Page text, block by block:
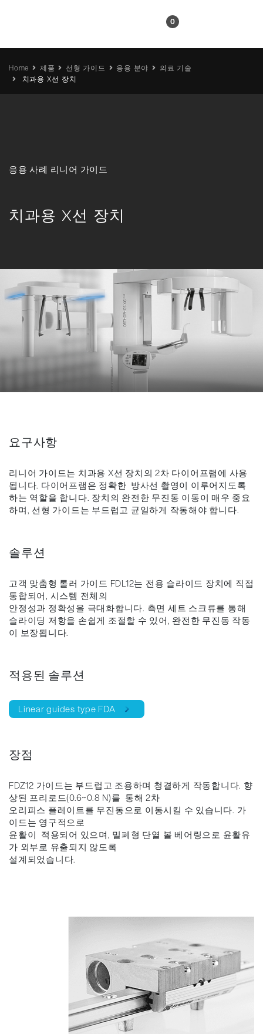
0
Home 제품 선형 가이드 응용 분야
의료 기술
치과용 X선 장치
응용 사례 리니어 가이드
치과용 X선 장치
요구사항
리니어 가이드는 치과용 X선 장치의 2차 다이어프램에 사용
됩니다. 다이어프램은 정확한 방사선 촬영이 이루어지도록
하는 역할을 합니다. 장치의 완전한 무진동 이동이 매우 중요
하며, 선형 가이드는 부드럽고 균일하게 작동해야 합니다.
솔루션
고객 맞춤형 롤러 가이드 FDL12는 전용 슬라이드 장치에 직접
통합되어, 시스템 전체의
안정성과 정확성을 극대화합니다. 측면 세트 스크류를 통해
슬라이딩 저항을 손쉽게 조절할 수 있어, 완전한 무진동 작동
이 보장됩니다.
적용된 솔루션
Linear guides type FDA
장점
FDZ12 가이드는 부드럽고 조용하며 청결하게 작동합니다. 향
상된 프리로드(0.6~0.8 N)를 통해 2차
오리피스 플레이트를 무진동으로 이동시킬 수 있습니다. 가
이드는 영구적으로
윤활이 적용되어 있으며, 밀폐형 단열 볼 베어링으로 윤활유
가 외부로 유출되지 않도록
설계되었습니다.